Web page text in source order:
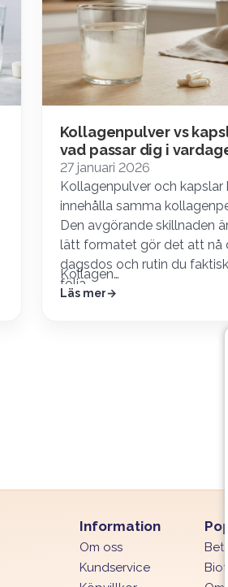
Kollagenpulver vs
vad passar dig i
27 januari 2026
Kollagenpulver och kapslar
innehålla samma
Den avgörande skillnaden
lätt formatet gör det att nå
dagsdos och rutin du
följa.
Kollagen…
Läs mer
Information
Om oss
Kundservice